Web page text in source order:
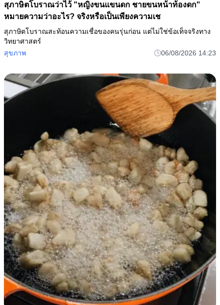
สุภาษิตโบราณว่าไว้ "หญิงขนแขนดก ชายขนหน้าท้องดก"
หมายความว่าอะไร? จริงหรือเป็นเพียงความเช
สุภาษิตโบราณสะท้อนความเชื่อของคนรุ่นก่อน แต่ไม่ใช่ข้อเท็จจริงทาง
วิทยาศาสตร์
สุขภาพ
06/08/2026 14:23